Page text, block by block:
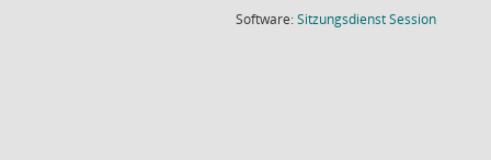
Software:SitzungsdienstSession(Wird in